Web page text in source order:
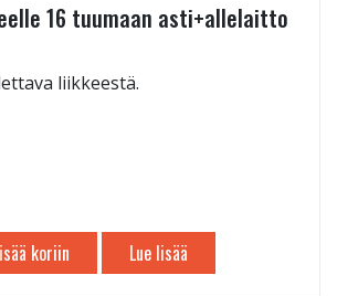
16 tuumaan asti+allelaitto
liikkeestä.
koriin Lue lisää